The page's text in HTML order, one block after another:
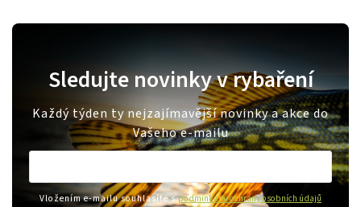
Sledujte novinky v rybaření
Každý týden ty nejzajímavější novinky a akce do
Vašeho e-mailu
Vložením e-mailu souhlasíte spodmínkami ochrany osobních údajů